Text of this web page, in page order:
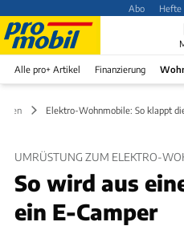
Abo Hefte
Alle pro+ Artikel Finanzierung
Elektro-Wohnmobile: So klappt
UMRÜSTUNG ZUM ELEKTRO-
So wird aus
ein E-Camper